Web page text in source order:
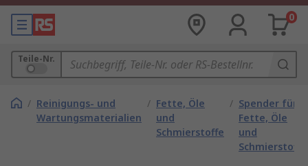
0
Teile-Nr.
/ Reinigungs- und
Wartungsmaterialien
/ Fette, Öle
und
Schmierstoffe
/ Spender für
Fette, Öle
und
Schmierstoffe